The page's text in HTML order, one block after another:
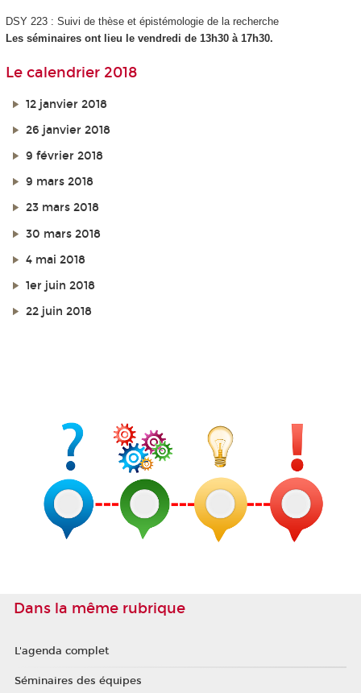
DSY 223 : Suivi de thèse et épistémologie de la recherche
Les séminaires ont lieu le vendredi de 13h30 à 17h30.
Le calendrier 2018
12 janvier 2018
26 janvier 2018
9 février 2018
9 mars 2018
23 mars 2018
30 mars 2018
4 mai 2018
1er juin 2018
22 juin 2018
Dans la même rubrique
L'agenda complet
Séminaires des équipes